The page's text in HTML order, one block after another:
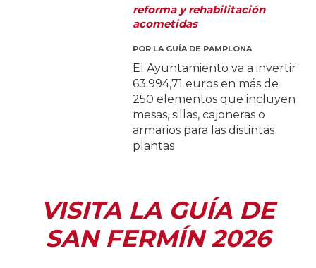
reforma y rehabilitación
acometidas
POR LA GUÍA DE PAMPLONA
El Ayuntamiento va a invertir
63.994,71 euros en más de
250 elementos que incluyen
mesas, sillas, cajoneras o
armarios para las distintas
plantas
VISITA LA GUÍA DE
SAN FERMÍN 2026